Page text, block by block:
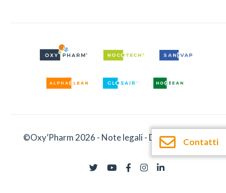
©Oxy’Pharm 2026 - Note legali- Documentazione
Contatti